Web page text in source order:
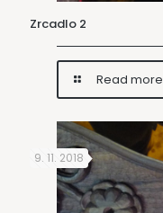
Zrcadlo 2
Read more
9. 11. 2018